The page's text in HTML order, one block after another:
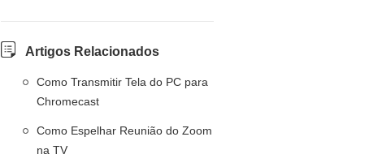
Artigos Relacionados
Como Transmitir Tela do PC para
Chromecast
Como Espelhar Reunião do Zoom
na TV